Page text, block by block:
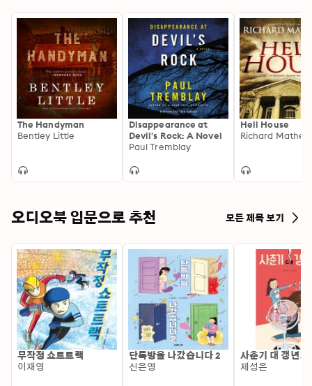
The Handyman
Bentley Little
Disappearance at
Devil's Rock: A Novel
Paul Tremblay
Hell House
Richard
오디오북 입문으로 추천 모든 제목 보기
무작정 쇼트트랙
이재영
단톡방을 나갔습니다 2
신은영
사춘기 대 갱년기
제성은